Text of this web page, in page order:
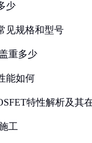
少
见规格和型号
重多少
能如何
特性解析及其
工